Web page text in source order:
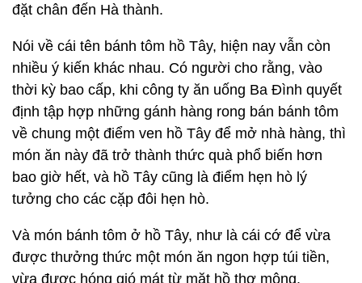
đặt chân đến Hà thành.
Nói về cái tên bánh tôm hồ Tây, hiện nay vẫn còn
nhiều ý kiến khác nhau. Có người cho rằng, vào
thời kỳ bao cấp, khi công ty ăn uống Ba Đình quyết
định tập hợp những gánh hàng rong bán bánh tôm
về chung một điểm ven hồ Tây để mở nhà hàng, thì
món ăn này đã trở thành thức quà phổ biến hơn
bao giờ hết, và hồ Tây cũng là điểm hẹn hò lý
tưởng cho các cặp đôi hẹn hò.
Và món bánh tôm ở hồ Tây, như là cái cớ để vừa
được thưởng thức một món ăn ngon hợp túi tiền,
vừa được hóng gió mát từ mặt hồ thơ mộng.